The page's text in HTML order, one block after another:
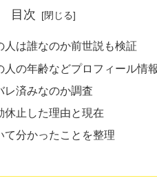
目次
人は誰なのか前世説も検証
人の年齢などプロフィール情報
レ済みなのか調査
休止した理由と現在
て分かったことを整理